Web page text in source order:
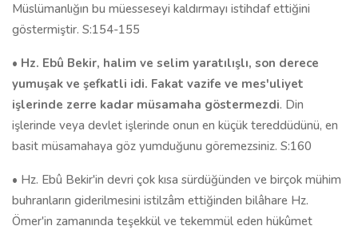
Müslümanlığın bu müesseseyi kaldırmayı istihdaf ettiğini
göstermiştir. S:154-155
• Hz. Ebû Bekir, halim ve selim yaratılışlı, son derece
yumuşak ve şefkatli idi. Fakat vazife ve mes'uliyet
işlerinde zerre kadar müsamaha göstermezdi. Din
işlerinde veya devlet işlerinde onun en küçük tereddüdünü, en
basit müsamahaya göz yumduğunu göremezsiniz. S:160
• Hz. Ebû Bekir'in devri çok kısa sürdüğünden ve birçok mühim
buhranların giderilmesini istilzâm ettiğinden bilâhare Hz.
Ömer'in zamanında teşekkül ve tekemmül eden hükûmet